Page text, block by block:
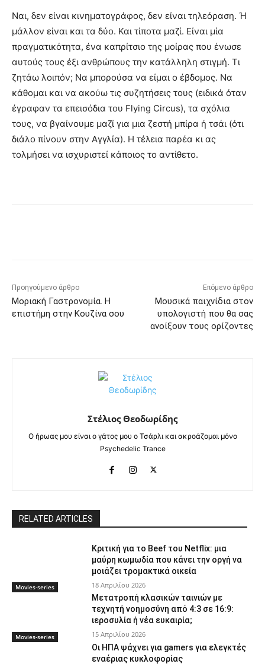
Ναι, δεν είναι κινηματογράφος, δεν είναι τηλεόραση. Ή
μάλλον είναι και τα δύο. Και τίποτα μαζί. Είναι μία
πραγματικότητα, ένα καπρίτσιο της μοίρας που ένωσε
αυτούς τους έξι ανθρώπους την κατάλληλη στιγμή. Τι
ζητάω λοιπόν; Να μπορούσα να είμαι ο έβδομος. Να
κάθομαι και να ακούω τις συζητήσεις τους (ειδικά όταν
έγραφαν τα επεισόδια του Flying Circus), τα σχόλια
τους, να βγαίνουμε μαζί για μια ζεστή μπίρα ή τσάι (ότι
διάλο πίνουν στην Αγγλία). Η τέλεια παρέα κι ας
τολμήσει να ισχυριστεί κάποιος το αντίθετο.
Προηγούμενο άρθρο
Μοριακή Γαστρονομία. Η
επιστήμη στην Κουζίνα σου
Επόμενο άρθρο
Μουσικά παιχνίδια στον
υπολογιστή που θα σας
ανοίξουν τους ορίζοντες
Στέλιος Θεοδωρίδης
Ο ήρωας μου είναι ο γάτος μου ο Τσάρλι και ακροάζομαι μόνο
Psychedelic Trance
RELATED ARTICLES
Movies-series
Κριτική για το Beef του Netflix: μια
μαύρη κωμωδία που κάνει την οργή να
μοιάζει τρομακτικά οικεία
18 Απριλίου 2026
Movies-series
Μετατροπή κλασικών ταινιών με
τεχνητή νοημοσύνη από 4:3 σε 16:9:
ιεροσυλία ή νέα ευκαιρία;
15 Απριλίου 2026
Οι ΗΠΑ ψάχνει για gamers για ελεγκτές
εναέριας κυκλοφορίας